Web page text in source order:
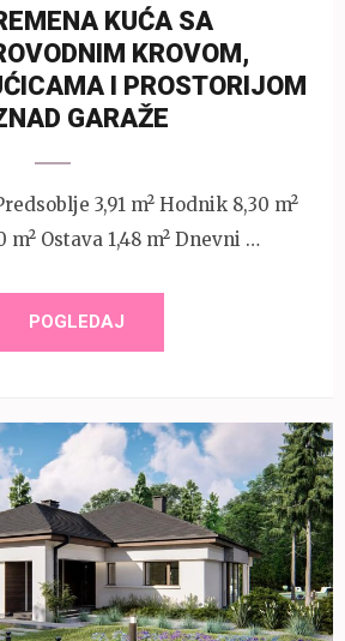
KUĆA SA
KROVOM,
I PROSTORIJOM
GARAŽE
3,91 m² Hodnik 8,30 m²
m² Ostava 1,48 m² Dnevni …
POGLEDAJ